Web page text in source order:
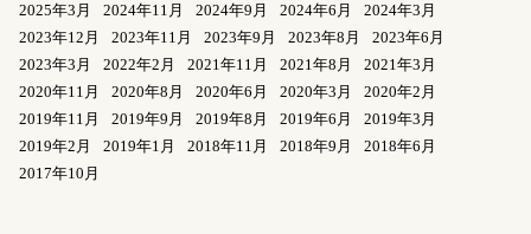
2025年3月 2024年11月 2024年9月 2024年6月
2024年3月
2023年12月
2023年11月 2023年9月 2023年8月
2023年6月
2023年3月
2022年2月 2021年11月 2021年8月
2021年3月
2020年11月
2020年8月 2020年6月 2020年3月
2020年2月
2019年11月
2019年9月 2019年8月 2019年6月
2019年3月
2019年2月
2019年1月 2018年11月 2018年9月
2018年6月
2017年10月